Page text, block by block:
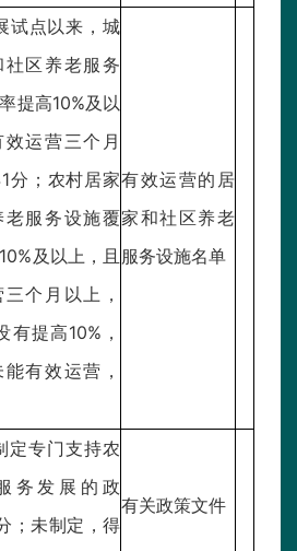
试点以来，城
区养老服务
提高10%及以
运营三个月
分；农村居家
老服务设施覆
及以上，且
个月以上，
有提高10%，
有效运营，
有效运营的居
家和社区养老
服务设施名单
定专门支持农
务发展的政
；未制定，得
有关政策文件